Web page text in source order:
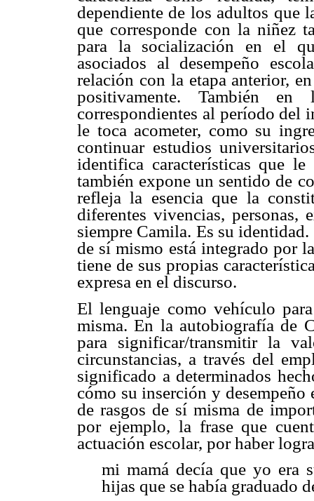
dependiente de los adultos que
que corresponde con la niñez
para la socialización en el
asociados al desempeño
relación con la etapa anterior,
positivamente. También
correspondientes al período del
le toca acometer, como su
continuar estudios
identifica características que
también expone un sentido de
refleja la esencia que la
diferentes vivencias, personas,
siempre Camila. Es su
de sí mismo está integrado por
tiene de sus propias
expresa en el discurso.
El lenguaje como vehículo
misma. En la autobiografía de
para significar/transmitir la
circunstancias, a través del
significado a determinados
cómo su inserción y
de rasgos de sí misma de
por ejemplo, la frase que
actuación escolar, por haber
mi mamá decía que yo era
hijas que se había graduado